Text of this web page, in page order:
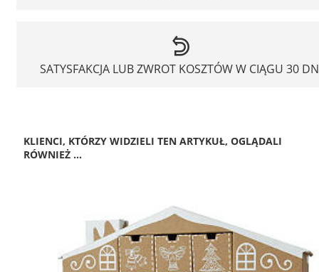
SATYSFAKCJA LUB ZWROT KOSZTÓW W CIĄGU 30
KLIENCI, KTÓRZY WIDZIELI TEN ARTYKUŁ, OGLĄDALI
RÓWNIEŻ ...